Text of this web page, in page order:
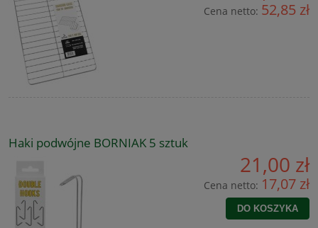
Cena netto: 52,85 zł
Haki podwójne BORNIAK 5 sztuk
21,00 zł
Cena netto: 17,07 zł
DO KOSZYKA